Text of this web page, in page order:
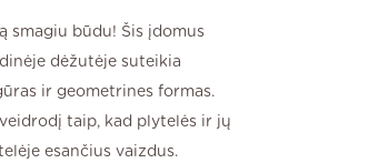
smagiu būdu! Šis įdomus
dėžutėje suteikia
ir geometrines formas.
taip, kad plytelės ir jų
esančius vaizdus.